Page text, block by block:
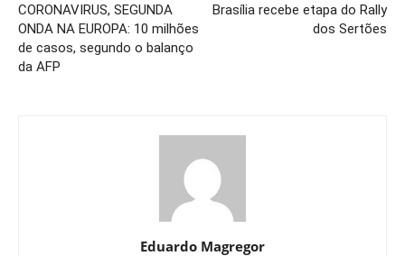
CORONAVIRUS, SEGUNDA
ONDA NA EUROPA: 10 milhões
de casos, segundo o balanço
da AFP
Brasília recebe etapa do Rally
dos Sertões
Eduardo Magregor